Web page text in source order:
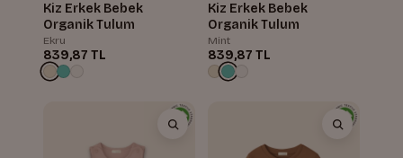
Kiz Erkek Bebek
Organik Tulum
Ekru
839,87 TL
Kiz Erkek Bebek
Organik Tulum
Mint
839,87 TL